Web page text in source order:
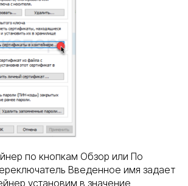
по кнопкам Обзор или По
Введенное имя задает
установим в значение